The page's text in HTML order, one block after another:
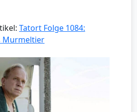
Tatort Folge 1084:
Murmeltier